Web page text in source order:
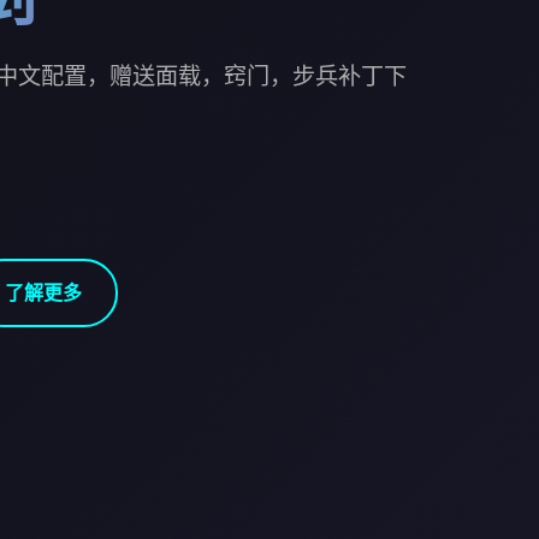
文配置，赠送面载，窍门，步兵补丁下
了解更多